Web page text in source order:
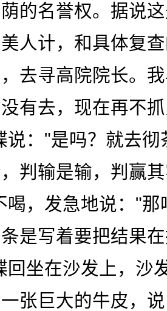
的名誉权。据说
人计，和具体复
去寻高院院长。
有去，现在再不
说："是吗？就去
判输是输，判赢
喝，发急地说："
是写着要把结果
回坐在沙发上，沙
张巨大的牛皮，